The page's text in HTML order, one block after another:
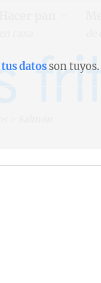
tus datosson tuyos.